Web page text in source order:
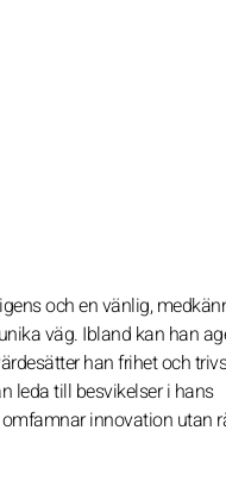
och en vänlig,
väg. Ibland kan han
han frihet och trivs
leda till besvikelser i hans
innovation utan